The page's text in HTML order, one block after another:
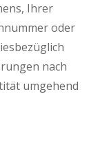
Ihrer
oder
nach
umgehend